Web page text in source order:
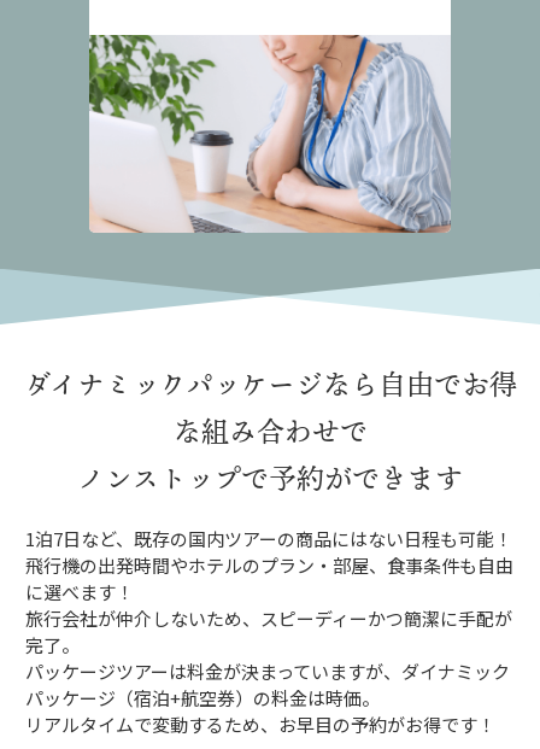
ダイナミックパッケージなら 自由でお得
な組み合わせで
ノンストップで予約ができます
1泊7日など、既存の国内ツアーの商品にはない日程も可能！
飛行機の出発時間やホテルのプラン・部屋、食事条件も自由
に選べます！
旅行会社が仲介しないため、スピーディーかつ簡潔に手配が
完了。
パッケージツアーは料金が決まっていますが、ダイナミック
パッケージ（宿泊+航空券）の料金は時価。
リアルタイムで変動するため、お早目の予約がお得です！